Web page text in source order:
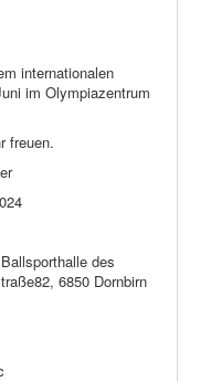
internationalen
im Olympiazentrum
freuen.
des
6850 Dornbirn